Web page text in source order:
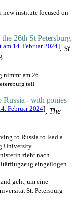
new institute focused on
26th St Petersburg
am 14. Februar 2024], St
nimmt am 26.
teil
Russia - with ponies
Februar 2024], The
to Russia to lead a
University.
zieht nach
eingeflogen
geht, um eine
St. Petersburg